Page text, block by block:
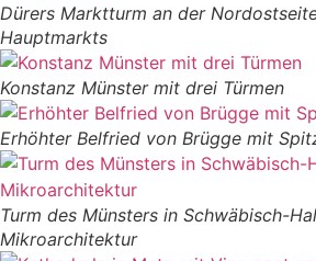
Dürers Marktturm an der
Hauptmarkts
Konstanz Münster mit drei Türmen
Erhöhter Belfried von Brügge mit
Turm des Münsters in Schwäbisch-
Mikroarchitektur